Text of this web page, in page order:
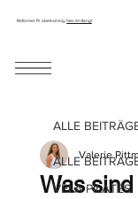
Reformer Probetraining, hier entlang!
ALLE
VELA PILATES
ALLE
Was
Valerie